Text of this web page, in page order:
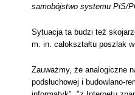
samobójstwo systemu PiS/
Sytuacja ta budzi też
m. in. całokształtu poszlak
Zauważmy, że analogiczne
podsłuchowej i budowlano-